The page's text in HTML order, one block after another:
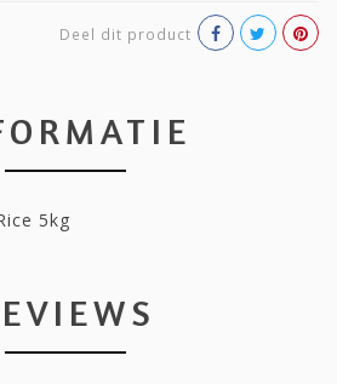
Deel dit product
5kg